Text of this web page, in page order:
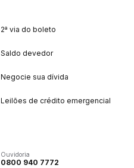
2ª via do boleto
Saldo devedor
Negocie sua dívida
Leilões de crédito emergencial
Ouvidoria
0800 940 7772